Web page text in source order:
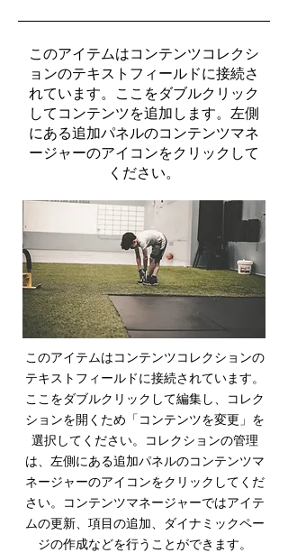
このアイテムはコンテンツコレクシ
ョンのテキストフィールドに接続さ
れています。ここをダブルクリック
してコンテンツを追加します。左側
にある追加パネルのコンテンツマネ
ージャーのアイコンをクリックして
ください。
このアイテムはコンテンツコレクションの
テキストフィールドに接続されています。
ここをダブルクリックして編集し、コレク
ションを開くため「コンテンツを変更」を
選択してください。コレクションの管理
は、左側にある追加パネルのコンテンツマ
ネージャーのアイコンをクリックしてくだ
さい。コンテンツマネージャーではアイテ
ムの更新、項目の追加、ダイナミックペー
ジの作成などを行うことができます。